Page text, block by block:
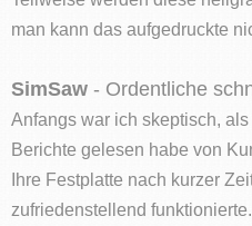
man kann das aufgedruckte
SimSaw - Ordentliche
Anfangs war ich skeptisch,
Berichte gelesen habe von
Ihre Festplatte nach kurzer
zufriedenstellend